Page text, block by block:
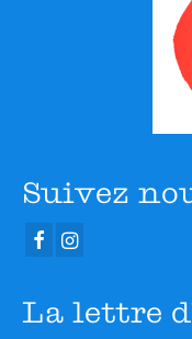
Suivez
La lettre